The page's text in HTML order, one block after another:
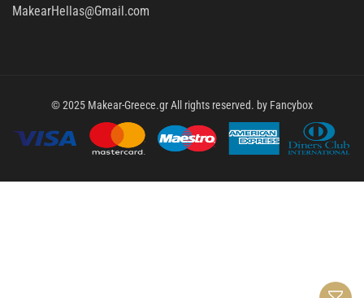
MakearHellas@Gmail.com
© 2025 Makear-Greece.gr All rights reserved. by Fancybox